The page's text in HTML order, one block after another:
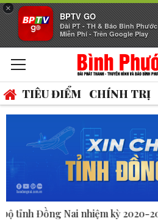
×
BPTV GO
Đài PT - TH & Báo Bình Phước
Miễn Phí - Trên Google Play
TIÊU ĐIỂM CHÍNH TRỊ